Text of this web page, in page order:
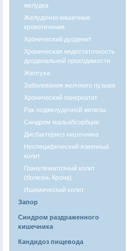
желудка
Желудочно-кишечные
кровотечения
Хронический дуоденит
Хроническая недостаточность
дуоденальной проходимости
Желтуха
Заболевания желчного пузыря
Хронический панкреатит
Рак поджелудочной железы
Синдром мальабсорбции
Дисбактериоз кишечника
Неспецифический язвенный
колит
Гранулематозный колит
(болезнь Крона)
Ишемический колит
Запор
Синдром раздраженного
кишечника
Кандидоз пищевода